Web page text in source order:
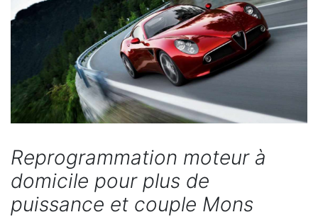
Reprogrammation moteur à
domicile pour plus de
puissance et couple Mons